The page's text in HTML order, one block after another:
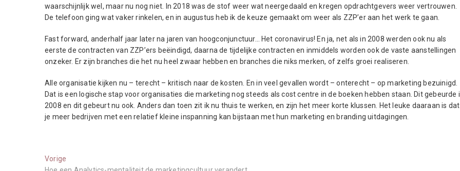
waarschijnlijk wel, maar nu nog niet. In 2018 was de stof weer wat neergedaald en kregen opdrachtgevers weer vertrouwen.
De telefoon ging wat vaker rinkelen, en in augustus heb ik de keuze gemaakt om weer als ZZP’er aan het werk te gaan.
Fast forward, anderhalf jaar later na jaren van hoogconjunctuur… Het coronavirus! En ja, net als in 2008 werden ook nu als
eerste de contracten van ZZP’ers beëindigd, daarna de tijdelijke contracten en inmiddels worden ook de vaste aanstellingen
onzeker. Er zijn branches die het nu heel zwaar hebben en branches die niks merken, of zelfs groei realiseren.
Alle organisatie kijken nu – terecht – kritisch naar de kosten. En in veel gevallen wordt – onterecht – op marketing bezuinigd.
Dat is een logische stap voor organisaties die marketing nog steeds als cost centre in de boeken hebben staan. Dit gebeurde
2008 en dit gebeurt nu ook. Anders dan toen zit ik nu thuis te werken, en zijn het meer korte klussen. Het leuke daaraan is dat
je meer bedrijven met een relatief kleine inspanning kan bijstaan met hun marketing en branding uitdagingen.
Berichtnavigatie
Vorige